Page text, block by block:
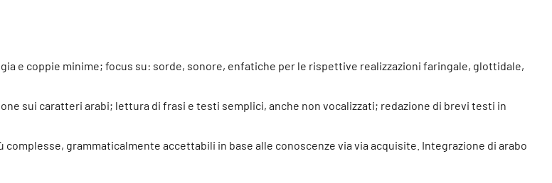
e coppie minime; focus su: sorde, sonore, enfatiche per le rispettive realizzazioni faringale, glottidale,
sui caratteri arabi; lettura di frasi e testi semplici, anche non vocalizzati; redazione di brevi testi in
grammaticalmente accettabili in base alle conoscenze via via acquisite. Integrazione di arabo